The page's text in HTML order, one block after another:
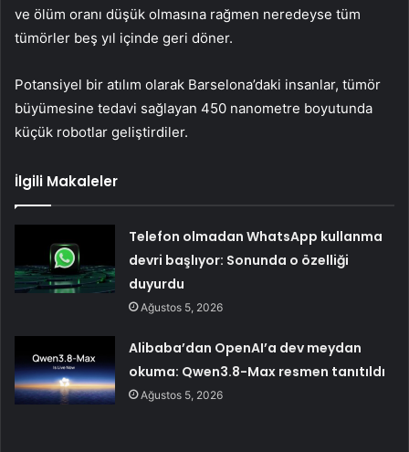
ve ölüm oranı düşük olmasına rağmen neredeyse tüm
tümörler beş yıl içinde geri döner.
Potansiyel bir atılım olarak Barselona’daki insanlar, tümör
büyümesine tedavi sağlayan 450 nanometre boyutunda
küçük robotlar geliştirdiler.
İlgili Makaleler
Telefon olmadan WhatsApp kullanma
devri başlıyor: Sonunda o özelliği
duyurdu
Ağustos 5, 2026
Alibaba’dan OpenAI’a dev meydan
okuma: Qwen3.8-Max resmen tanıtıldı
Ağustos 5, 2026